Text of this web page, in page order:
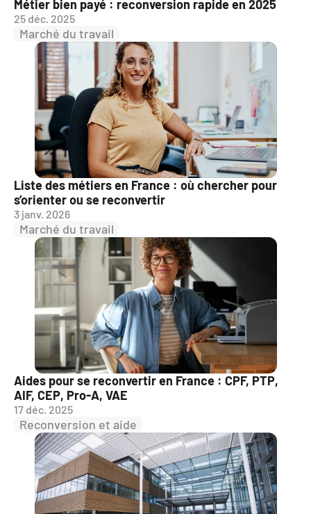
Métier bien payé : reconversion rapide en 2025
25 déc. 2025
Marché du travail
Liste des métiers en France : où chercher pour
s’orienter ou se reconvertir
3 janv. 2026
Marché du travail
Aides pour se reconvertir en France : CPF, PTP,
AIF, CEP, Pro-A, VAE
17 déc. 2025
Reconversion et aide